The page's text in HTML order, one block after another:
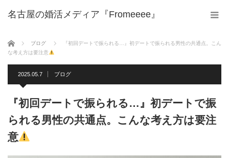
名古屋の婚活メディア『Fromeeee』
ホーム ブログ
『初回デートで振られる…』初デートで振られる男性の共通点。こん
な考え方は要注意
2025.05.7 ブログ
『初回デートで振られる…』初デートで振
られる男性の共通点。こんな考え方は要注
意